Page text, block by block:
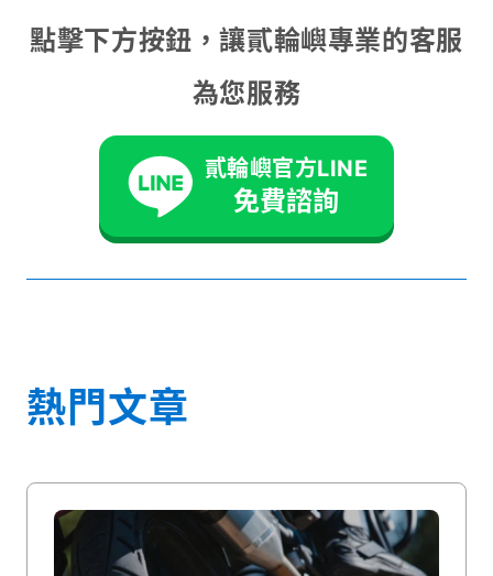
點擊下方按鈕，讓貳輪嶼專業的客服
為您服務
貳輪嶼官方LINE
免費諮詢
熱門文章